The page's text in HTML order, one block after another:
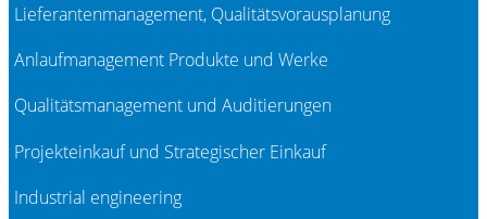
Lieferantenmanagement, Qualitätsvorausplanung
Anlaufmanagement Produkte und Werke
Qualitätsmanagement und Auditierungen
Projekteinkauf und Strategischer Einkauf
Industrial engineering